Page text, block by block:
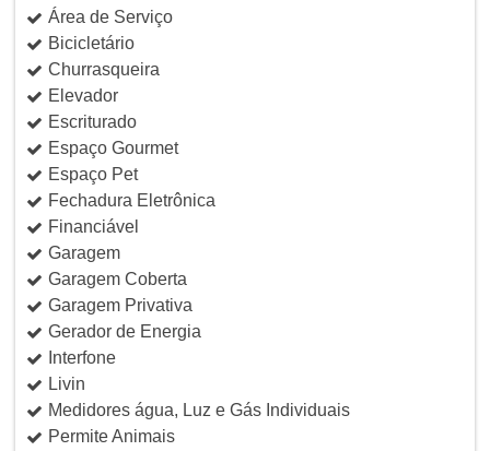
Área de Serviço
Bicicletário
Churrasqueira
Elevador
Escriturado
Espaço Gourmet
Espaço Pet
Fechadura Eletrônica
Financiável
Garagem
Garagem Coberta
Garagem Privativa
Gerador de Energia
Interfone
Livin
Medidores água, Luz e Gás Individuais
Permite Animais